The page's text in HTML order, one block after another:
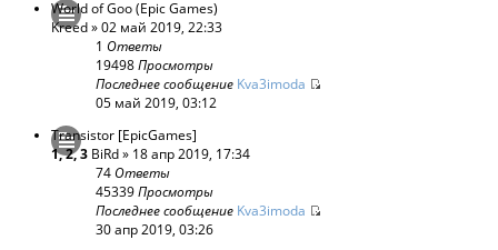
World of Goo (Epic Games)
Kreed» 02 май 2019, 22:33
1 Ответы
19498Просмотры
Последнее сообщение Kva3imoda
05 май 2019, 03:12
Transistor [EpicGames]
1,2,3 BiRd» 18 апр 2019, 17:34
74Ответы
45339Просмотры
Последнее сообщение Kva3imoda
30 апр 2019, 03:26